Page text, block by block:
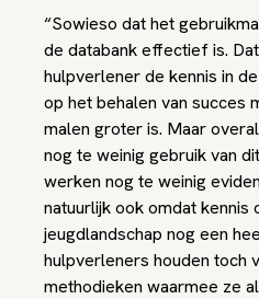
“Sowieso dat het
de databank effectief is.
hulpverlener de kennis in
op het behalen van succes
malen groter is. Maar
nog te weinig gebruik van
werken nog te weinig
natuurlijk ook omdat
jeugdlandschap nog een
hulpverleners houden toch
methodieken waarmee ze